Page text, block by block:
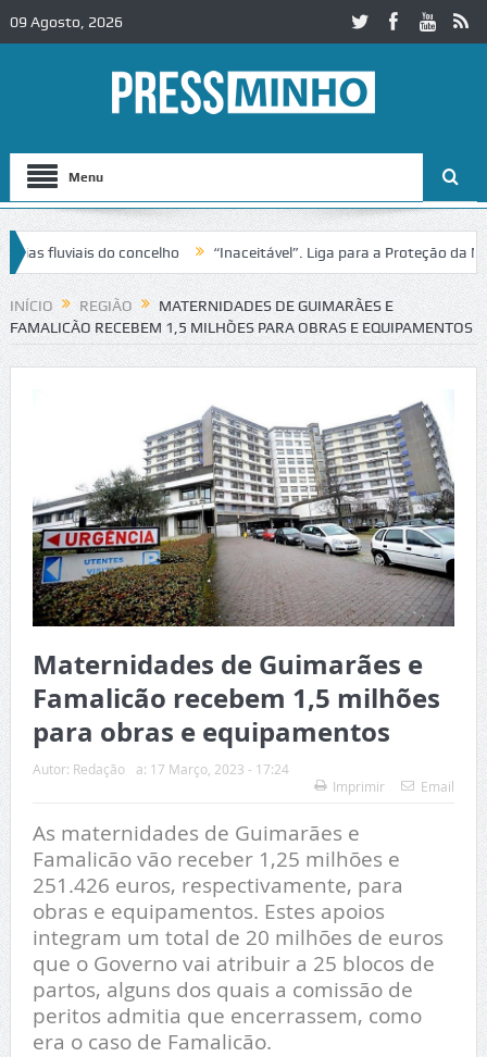
09 Agosto, 2026
Menu
do concelho “Inaceitável”. Liga para a Proteção da
no IC2 em Alcobaça Igreja do Castelo de Cerveira assegura
INÍCIO REGIÃO
MATERNIDADES DE GUIMARÃES E
FAMALICÃO RECEBEM 1,5 MILHÕES PARA OBRAS E EQUIPAMENTOS
Maternidades de Guimarães e
Famalicão recebem 1,5 milhões
para obras e equipamentos
Autor: Redação a: 17 Março, 2023 - 17:24
Imprimir
Email
As maternidades de Guimarães e
Famalicão vão receber 1,25 milhões e
251.426 euros, respectivamente, para
obras e equipamentos. Estes apoios
integram um total de 20 milhões de euros
que o Governo vai atribuir a 25 blocos de
partos, alguns dos quais a comissão de
peritos admitia que encerrassem, como
era o caso de Famalicão.